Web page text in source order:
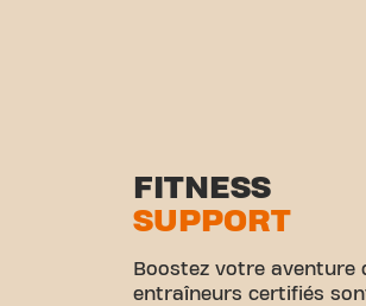
FITNESS
SUPPORT
Boostez votre aventure
entraîneurs certifiés